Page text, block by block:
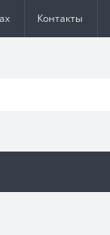
Контакты